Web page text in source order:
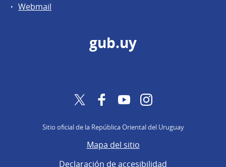
Webmail
gub.uy
Twitter FacebookYouTubeInstagram
Sitio oficial de la República Oriental del Uruguay
Mapa del sitio
Declaración de accesibilidad